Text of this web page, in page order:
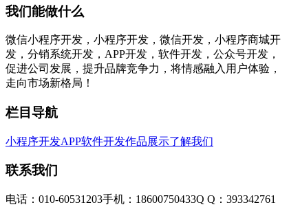
我们能做什么
微信小程序开发，小程序开发，微信开发，小程序商城开
发，分销系统开发，APP开发，软件开发，公众号开发，
促进公司发展，提升品牌竞争力，将情感融入用户体验，
走向市场新格局！
栏目导航
小程序开发APP软件开发作品展示了解我们
联系我们
电话：010-60531203手机：18600750433Q Q：393342761